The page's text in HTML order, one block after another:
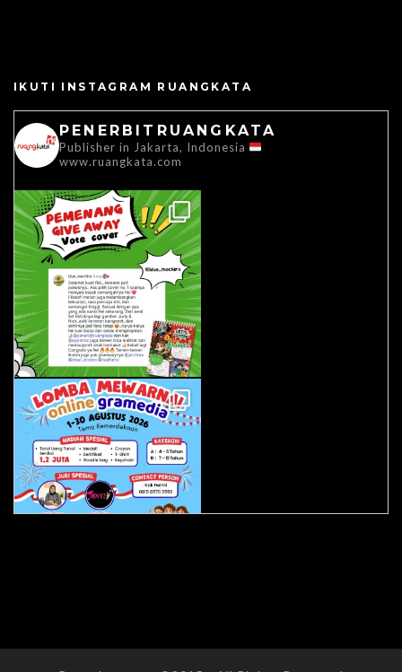
IKUTI INSTAGRAM RUANGKATA
PENERBITRUANGKATA
Publisher in Jakarta, Indonesia
www.ruangkata.com